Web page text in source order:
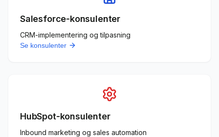
Salesforce-konsulenter
CRM-implementering og tilpasning
Se konsulenter
HubSpot-konsulenter
Inbound marketing og sales automation